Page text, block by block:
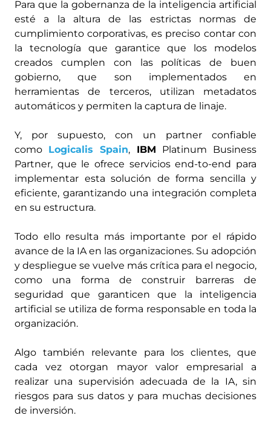
Para que la gobernanza de la inteligencia artificial
esté a la altura de las estrictas normas de
cumplimiento corporativas, es preciso contar con
la tecnología que garantice que los modelos
creados cumplen con las políticas de buen
gobierno, que son implementados en
herramientas de terceros, utilizan metadatos
automáticos y permiten la captura de linaje.
Y, por supuesto, con un partner confiable
como Logicalis Spain, IBM Platinum Business
Partner, que le ofrece servicios end-to-end para
implementar esta solución de forma sencilla y
eficiente, garantizando una integración completa
en su estructura.
Todo ello resulta más importante por el rápido
avance de la IA en las organizaciones. Su adopción
y despliegue se vuelve más crítica para el negocio,
como una forma de construir barreras de
seguridad que garanticen que la inteligencia
artificial se utiliza de forma responsable en toda la
organización.
Algo también relevante para los clientes, que
cada vez otorgan mayor valor empresarial a
realizar una supervisión adecuada de la IA, sin
riesgos para sus datos y para muchas decisiones
de inversión.